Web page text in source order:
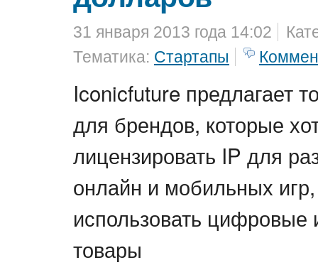
31 января 2013 года 14:02
Тематика: Стартапы
Iconicfuture предлагает
для брендов, которые
лицензировать IP для
онлайн и мобильных
использовать цифровые
товары